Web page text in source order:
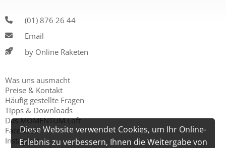
Diese Website verwendet Cookies, um Ihr Online-
Erlebnis zu verbessern, Ihnen die Weitergabe von
(01) 876 26 44
Email
by Online Raketen
Was uns ausmacht
Preise & Kontakt
Häufig gestellte Fragen
Tipps & Downloads
Das MOMENTUM Loft
Facebook
Instagram